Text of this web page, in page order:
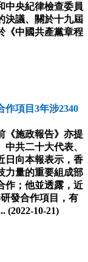
中央紀律檢查委員
決議、關於十九屆
《中國共產黨章程
作項目3年涉2340
《施政報告》亦提
共二十大代表、
日向本報表示，香
力量的重要組成部
作；他並透露，近
發合作項目，有
(2022-10-21)